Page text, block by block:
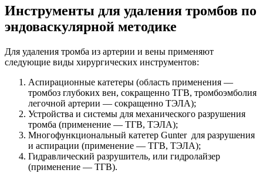
Инструменты для удаления тромбов по
эндоваскулярной методике
Для удаления тромба из артерии и вены применяют
следующие виды хирургических инструментов:
Аспирационные катетеры (область применения —
тромбоз глубоких вен, сокращенно ТГВ, тромбоэмболия
легочной артерии — сокращенно ТЭЛА);
Устройства и системы для механического разрушения
тромба (применение — ТГВ, ТЭЛА);
Многофункциональный катетер Gunter для разрушения
и аспирации (применение — ТГВ, ТЭЛА);
Гидравлический разрушитель, или гидролайзер
(применение — ТГВ).